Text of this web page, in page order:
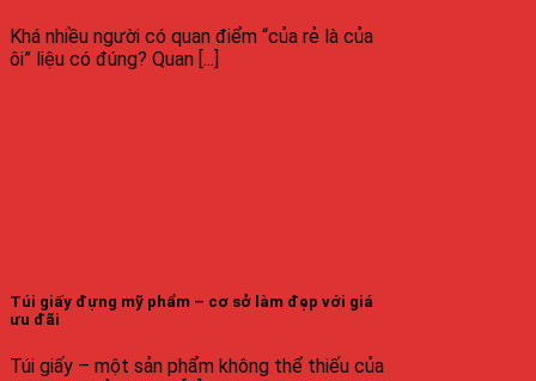
Khá nhiều người có quan điểm “của rẻ là của
ôi” liệu có đúng? Quan [...]
Túi giấy đựng mỹ phẩm – cơ sở làm đẹp với giá
ưu đãi
Túi giấy – một sản phẩm không thể thiếu của